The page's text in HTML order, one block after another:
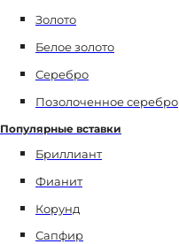
Золото
Белое золото
Серебро
Позолоченное серебро
Популярные вставки
Бриллиант
Фианит
Корунд
Сапфир